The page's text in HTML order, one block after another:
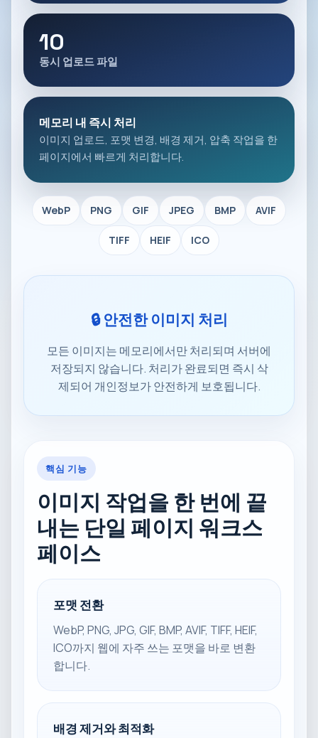
10
동시 업로드 파일
메모리 내 즉시 처리
이미지 업로드, 포맷 변경, 배경 제거, 압축 작업을 한
페이지에서 빠르게 처리합니다.
WebP PNG GIF JPEG BMP AVIF
TIFF HEIF ICO
🔒 안전한 이미지 처리
모든 이미지는 메모리에서만 처리되며 서버에
저장되지 않습니다. 처리가 완료되면 즉시 삭
제되어 개인정보가 안전하게 보호됩니다.
핵심 기능
이미지 작업을 한 번에 끝
내는 단일 페이지 워크스
페이스
포맷 전환
WebP, PNG, JPG, GIF, BMP, AVIF, TIFF, HEIF,
ICO까지 웹에 자주 쓰는 포맷을 바로 변환
합니다.
배경 제거와 최적화